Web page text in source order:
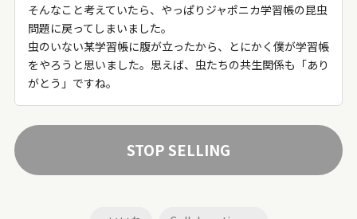
そんなこと考えていたら、やっぱりジャポニカ学習帳の昆虫
問題に戻ってしまいました。
虫のいない某学習帳に腹が立ったから、とにかく僕が学習帳
をやろうと思いました。思えば、虫たちの共生関係も「あり
がとう」ですね。
STOP SELLING